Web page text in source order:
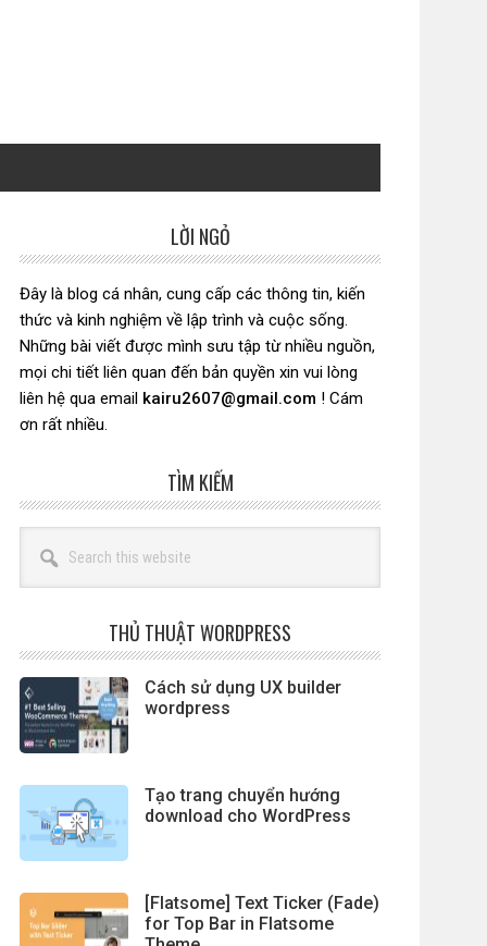
chính
LỜI NGỎ
Đây là blog cá nhân, cung cấp các thông tin, kiến
thức và kinh nghiệm về lập trình và cuộc sống.
Những bài viết được mình sưu tập từ nhiều nguồn,
mọi chi tiết liên quan đến bản quyền xin vui lòng
liên hệ qua email kairu2607@gmail.com ! Cám
ơn rất nhiều.
TÌM KIẾM
this
website
THỦ THUẬT WORDPRESS
Cách sử dụng UX builder
wordpress
Tạo trang chuyển hướng
download cho WordPress
[Flatsome] Text Ticker (Fade)
for Top Bar in Flatsome